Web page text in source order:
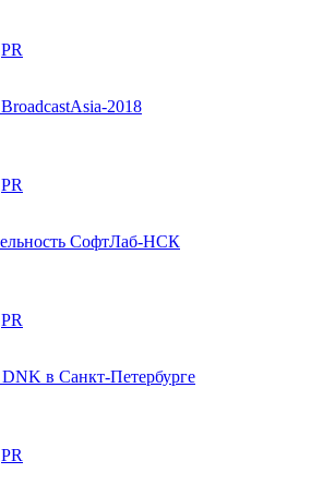
PR
2018
PR
СофтЛаб-НСК
PR
в Санкт-Петербурге
PR